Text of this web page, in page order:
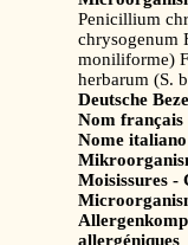
Penicillium
chrysogenum
moniliforme)
herbarum (S.
Deutsche
Nom français
Nome italiano
Moisissures -
allergéniques